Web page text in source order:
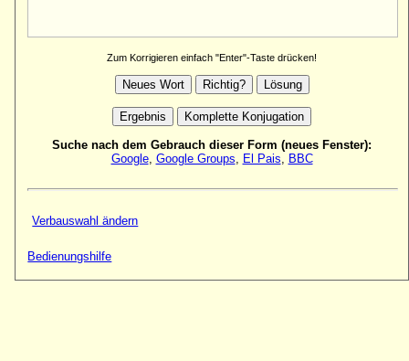
Zum Korrigieren einfach "Enter"-Taste drücken!
Suche nach dem Gebrauch dieser Form (neues Fenster):
Google, Google Groups El Pais BBC
Verbauswahl ändern
Bedienungshilfe